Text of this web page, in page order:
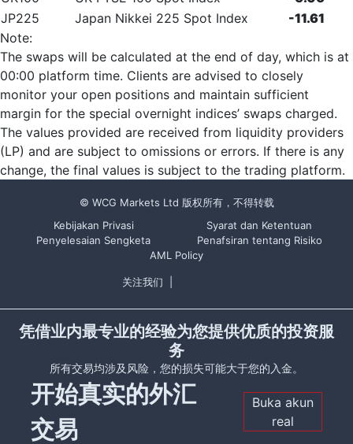
JP225
Japan Nikkei 225 Spot Index
-11.61
Note:
The swaps will be calculated at the end of day, which is at
00:00 platform time. Clients are advised to closely
monitor your open positions and maintain sufficient
margin for the special overnight indices’ swaps charged.
The values provided are received from liquidity providers
(LP) and are subject to omissions or errors. If there is any
change, the final values is subject to the trading platform.
© WCG Markets Ltd 版权所有，不得转载
Kebijakan Privasi
Syarat dan Ketentuan
Penyelesaian Sengketa
Penafsiran tentang Risiko
AML Policy
关注我们
凭借业内最专业的经验为您提供优质的投资服
务
所有交易均涉及风险，您的损失可能大于您的入金。
开始真实的外汇
交易
Buka akun
real